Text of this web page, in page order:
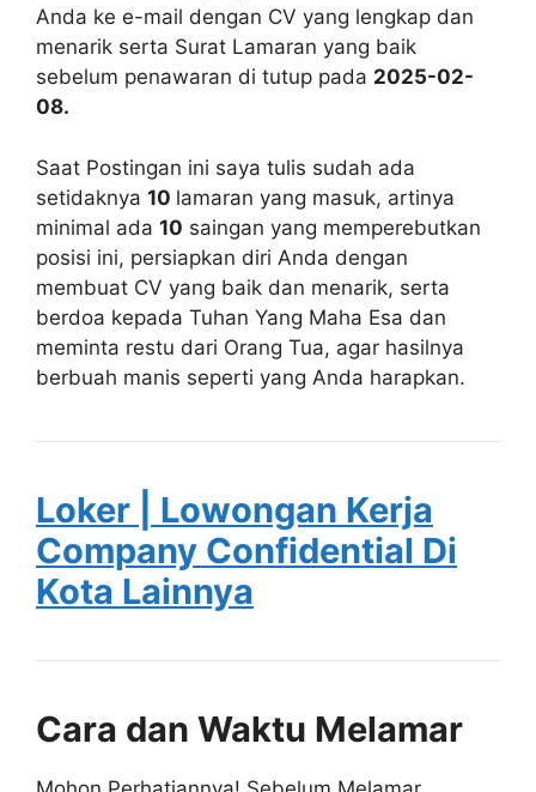
Anda ke e-mail dengan CV yang lengkap dan
menarik serta Surat Lamaran yang baik
sebelum penawaran di tutup pada 2025-02-
08.
Saat Postingan ini saya tulis sudah ada
setidaknya 10 lamaran yang masuk, artinya
minimal ada 10 saingan yang memperebutkan
posisi ini, persiapkan diri Anda dengan
membuat CV yang baik dan menarik, serta
berdoa kepada Tuhan Yang Maha Esa dan
meminta restu dari Orang Tua, agar hasilnya
berbuah manis seperti yang Anda harapkan.
Loker | Lowongan Kerja
Company Confidential Di
Kota Lainnya
Cara dan Waktu Melamar